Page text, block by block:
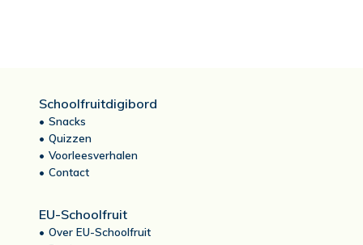
Schoolfruitdigibord
Snacks
Quizzen
Voorleesverhalen
Contact
EU-Schoolfruit
Over EU-Schoolfruit